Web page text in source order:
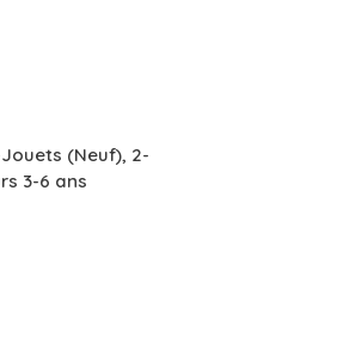
Jouets (Neuf), 2-
3-6 ans